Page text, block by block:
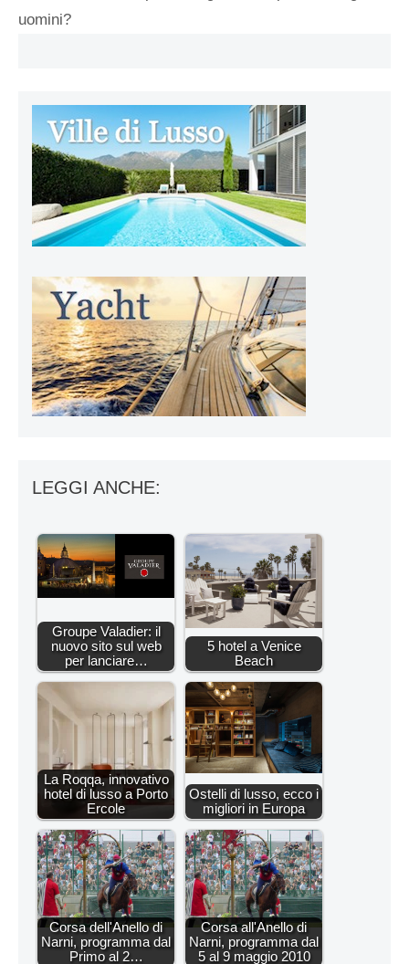
uomini?
LEGGI ANCHE:
Groupe Valadier: il
nuovo sito sul web
per lanciare…
5 hotel a Venice
Beach
La Roqqa, innovativo
hotel di lusso a Porto
Ercole
Ostelli di lusso, ecco i
migliori in Europa
Corsa dell'Anello di
Narni, programma dal
Primo al 2…
Corsa all'Anello di
Narni, programma dal
5 al 9 maggio 2010